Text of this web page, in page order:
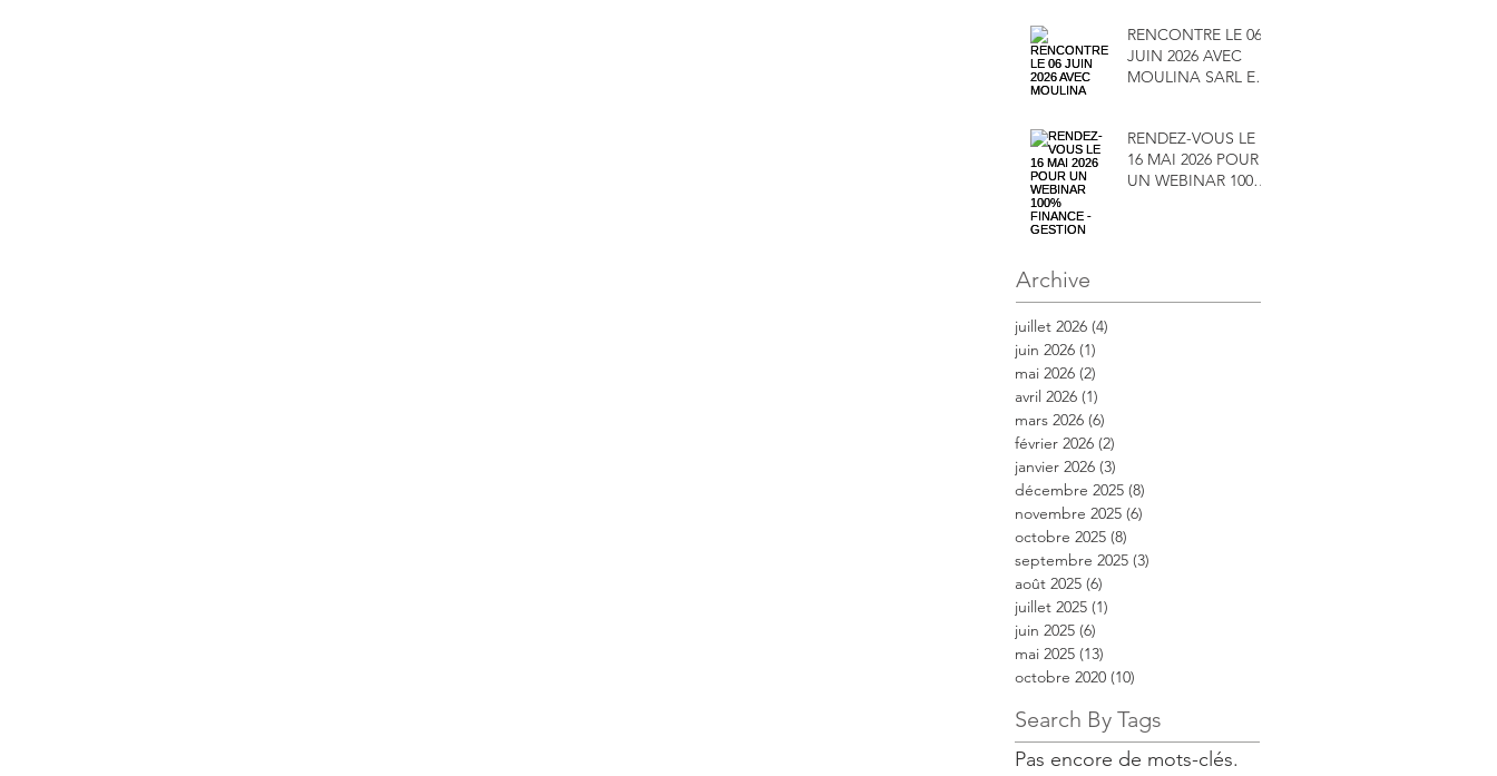
RENCONTRE LE 06
JUIN 2026 AVEC
MOULINA SARL ET
MAÏMOUNA
SALAMENTA
RENDEZ-VOUS LE
16 MAI 2026 POUR
UN WEBINAR 100%
Archive
juillet 2026 (4)
juin 2026 (1)
mai 2026 (2)
avril 2026 (1)
mars 2026 (6)
février 2026 (2)
janvier 2026 (3)
décembre 2025 (8)
novembre 2025 (6)
octobre 2025 (8)
septembre 2025 (3)
août 2025 (6)
juillet 2025 (1)
juin 2025 (6)
mai 2025 (13)
octobre 2020 (10)
Search By Tags
Pas encore de mots-clés.